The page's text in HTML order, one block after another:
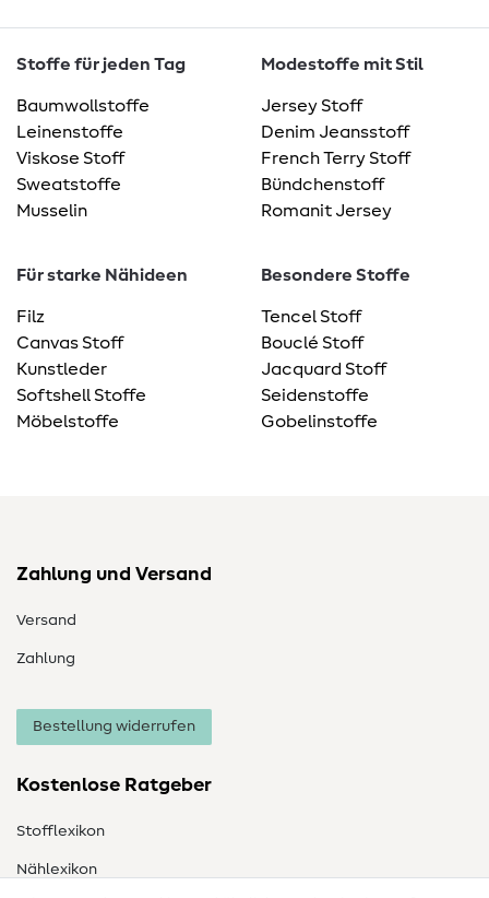
Stoffe für jeden Tag
Baumwollstoffe
Leinenstoffe
Viskose Stoff
Sweatstoffe
Musselin
Modestoffe mit Stil
Jersey Stoff
Denim Jeansstoff
French Terry Stoff
Bündchenstoff
Romanit Jersey
Für starke Nähideen
Filz
Canvas Stoff
Kunstleder
Softshell Stoffe
Möbelstoffe
Besondere Stoffe
Tencel Stoff
Bouclé Stoff
Jacquard Stoff
Seidenstoffe
Gobelinstoffe
Zahlung und Versand
Versand
Zahlung
Bestellung widerrufen
Kostenlose Ratgeber
Stofflexikon
Nählexikon